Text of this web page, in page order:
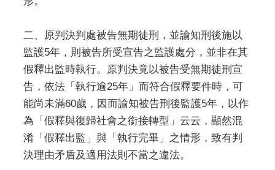
二、原判決判處被告無期徒刑，並諭知刑後施以
監護5年，則被告所受宣告之監護處分，並非在其
假釋出監時執行。原判決竟以被告受無期徒刑宣
告，依法「執行逾25年」而符合假釋要件時，可
能尚未滿60歲，因而諭知被告刑後監護5年，以作
為「假釋與復歸社會之銜接轉型」云云，顯然混
淆「假釋出監」與「執行完畢」之情形，致有判
決理由矛盾及適用法則不當之違法。